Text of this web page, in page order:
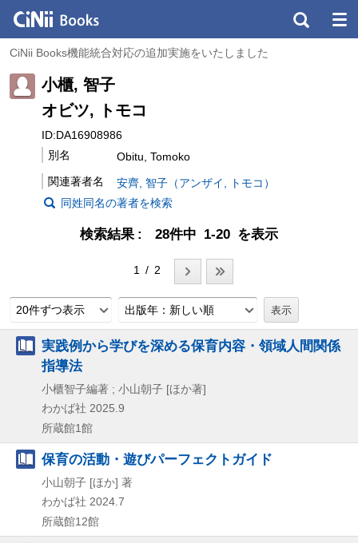
CiNii Books機能統合対応の追加実施をいたしました
小櫃, 智子
オビツ, トモコ
ID:DA16908986
別名
Obitu, Tomoko
関連著者名
安齊, 智子（アンザイ, トモコ）
同姓同名の著者を検索
検索結果 28件中 1-20 を表示
1 / 2
20件ずつ表示 出版年：新しい順
実践例から学びを深める保育内容・領域人間関係
指導法
小櫃智子編著 ; 小山朝子 [ほか著]
わかば社 2025.9
所蔵館1館
保育の活動・遊びパーフェクトガイド
小山朝子 [ほか] 著
わかば社 2024.7
所蔵館12館